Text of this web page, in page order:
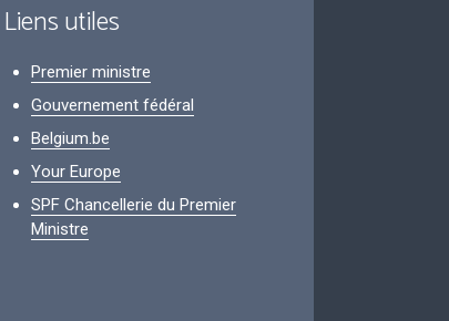
Liens utiles
Premier ministre
Gouvernement fédéral
Belgium.be
Your Europe
SPF Chancellerie du Premier
Ministre